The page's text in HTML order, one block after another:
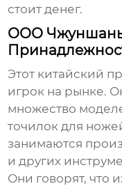
стоит денег.
ООО Чжуншань
Этот китайский
игрок на рынке.
множество
точилок для
занимаются
и других
Они говорят, что